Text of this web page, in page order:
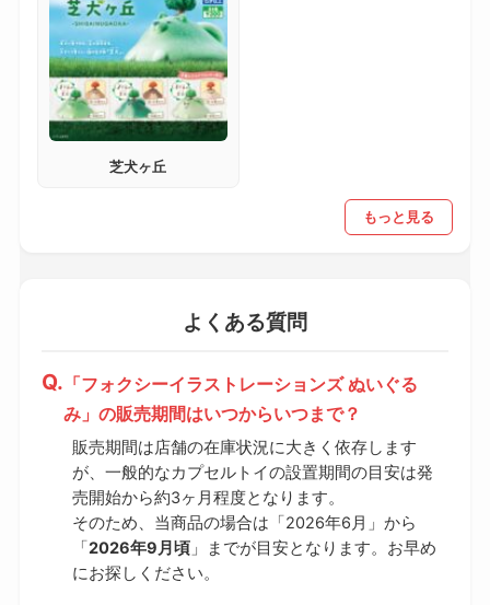
芝犬ヶ丘
もっと見る
よくある質問
「フォクシーイラストレーションズ ぬいぐる
み」の販売期間はいつからいつまで？
販売期間は店舗の在庫状況に大きく依存します
が、一般的なカプセルトイの設置期間の目安は発
売開始から約3ヶ月程度となります。
そのため、当商品の場合は「2026年6月」から
「2026年9月頃」までが目安となります。お早め
にお探しください。